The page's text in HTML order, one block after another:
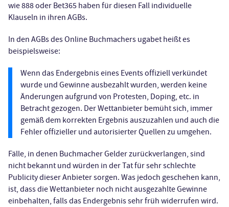
wie 888 oder Bet365 haben für diesen Fall individuelle
Klauseln in ihren AGBs.
In den AGBs des Online Buchmachers ugabet heißt es
beispielsweise:
Wenn das Endergebnis eines Events offiziell verkündet
wurde und Gewinne ausbezahlt wurden, werden keine
Änderungen aufgrund von Protesten, Doping, etc. in
Betracht gezogen. Der Wettanbieter bemüht sich, immer
gemäß dem korrekten Ergebnis auszuzahlen und auch die
Fehler offizieller und autorisierter Quellen zu umgehen.
Fälle, in denen Buchmacher Gelder zurückverlangen, sind
nicht bekannt und würden in der Tat für sehr schlechte
Publicity dieser Anbieter sorgen. Was jedoch geschehen kann,
ist, dass die Wettanbieter noch nicht ausgezahlte Gewinne
einbehalten, falls das Endergebnis sehr früh widerrufen wird.